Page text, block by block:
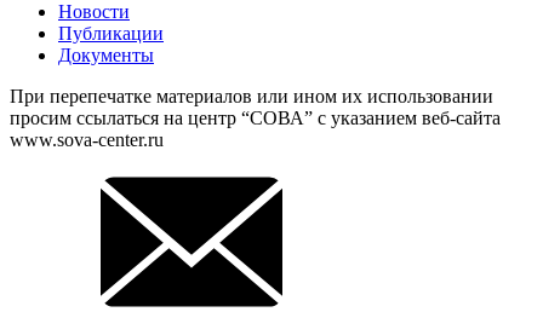
Новости
Публикации
Документы
При перепечатке материалов или ином их использовании
просим ссылаться на центр “СОВА” с указанием веб-сайта
www.sova-center.ru